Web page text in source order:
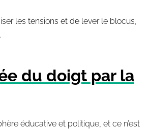
les tensions et de lever le blocus,
du doigt par la
éducative et politique, et ce n’est